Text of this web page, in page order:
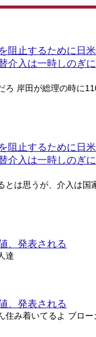
阻止するために日
介入は一時しのぎ
ろ 岸田が総理の時に
阻止するために日
介入は一時しのぎ
とは思うが、介入は国
、発表される
達
、発表される
住み着いてるよ ブロー